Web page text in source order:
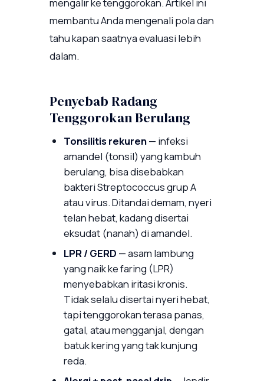
membantu Anda mengenali pola dan
tahu kapan saatnya evaluasi lebih
dalam.
Penyebab Radang
Tenggorokan Berulang
Tonsilitis rekuren— infeksi
amandel (tonsil) yang kambuh
berulang, bisa disebabkan
bakteri Streptococcus grup A
atau virus. Ditandai demam, nyeri
telan hebat, kadang disertai
eksudat (nanah) di amandel.
LPR / GERD — asam lambung
yang naik ke faring (LPR)
menyebabkan iritasi kronis.
Tidak selalu disertai nyeri hebat,
tapi tenggorokan terasa panas,
gatal, atau mengganjal, dengan
batuk kering yang tak kunjung
reda.